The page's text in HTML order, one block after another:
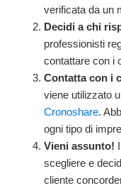
verificata da un
Decidi a chi
professionisti
contattare con i
Contatta con i
viene utilizzato
Cronoshare.
ogni tipo di
Vieni assunto!
scegliere e
cliente